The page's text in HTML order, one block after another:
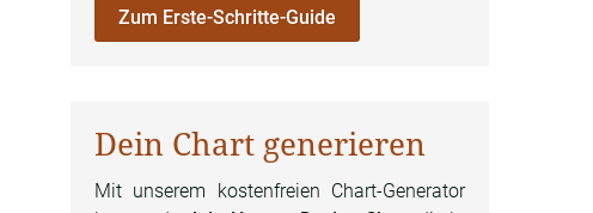
Zum Erste-Schritte-Guide
Dein Chart generieren
Mit unserem kostenfreien Chart-Generator